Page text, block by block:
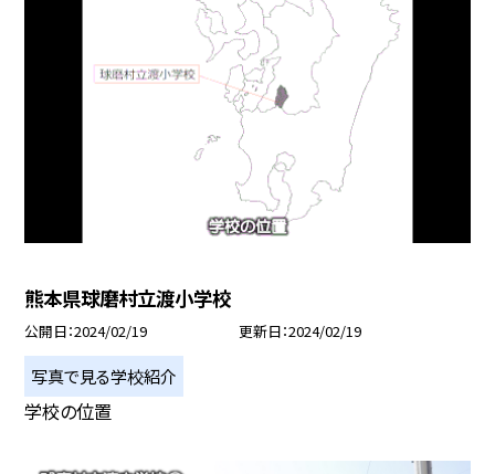
熊本県球磨村立渡小学校
公開日 2024/02/19 更新日 2024/02/19
写真で見る学校紹介
学校の位置